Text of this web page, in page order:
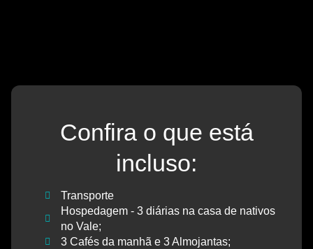
Confira o que está
incluso:
Transporte
Hospedagem - 3 diárias na casa de nativos
no Vale;
3 Cafés da manhã e 3 Almojantas;